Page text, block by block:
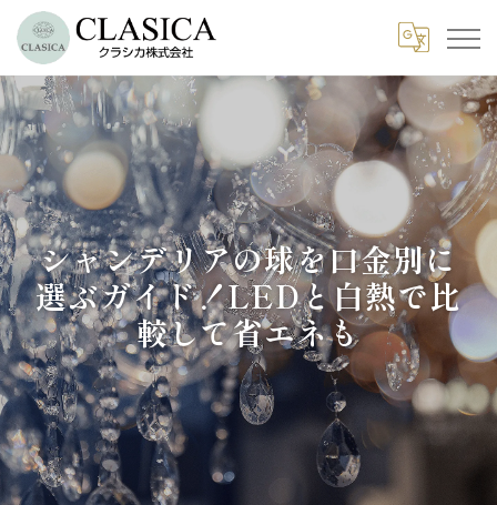
シャンデリアの球を口金別に
選ぶガイド！LEDと白熱で比
較して省エネも